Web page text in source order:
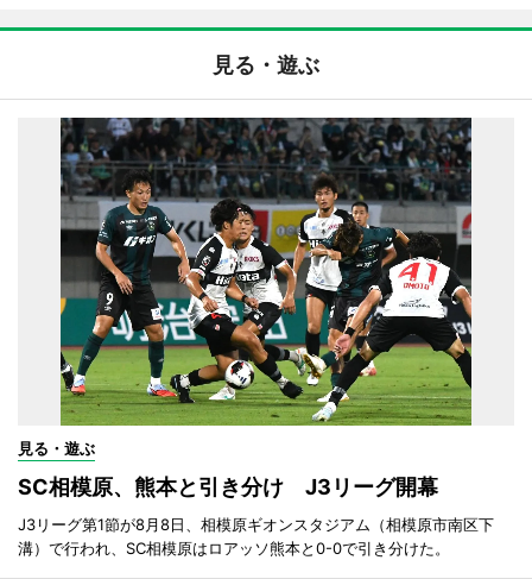
見る・遊ぶ
見る・遊ぶ
SC相模原、熊本と引き分け J3リーグ開幕
J3リーグ第1節が8月8日、相模原ギオンスタジアム（相模原市南区下
溝）で行われ、SC相模原はロアッソ熊本と0-0で引き分けた。